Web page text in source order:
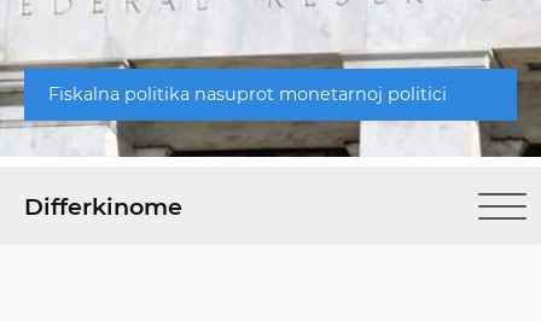
Fiskalna politika nasuprot monetarnoj politici
Differkinome